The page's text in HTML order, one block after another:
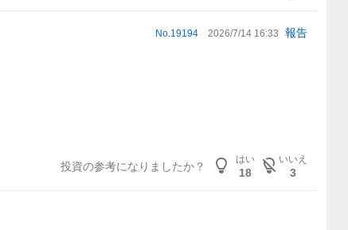
No. 19194 2026/7/14 16:33 報告
投資の参考になりましたか？
はい
18
いいえ
3